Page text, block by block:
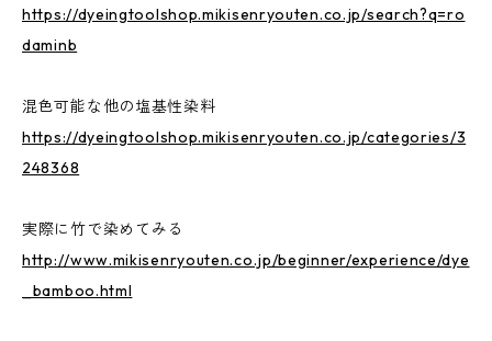
https://dyeingtoolshop.mikisenryouten.co.jp/search?q=ro
daminb
混色可能な他の塩基性染料
https://dyeingtoolshop.mikisenryouten.co.jp/categories/3
248368
実際に竹で染めてみる
http://www.mikisenryouten.co.jp/beginner/experience/dye
_bamboo.html